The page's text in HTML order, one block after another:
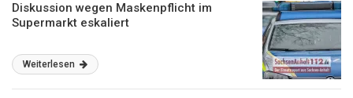
Diskussion wegen Maskenpflicht im
Supermarkt eskaliert
Weiterlesen